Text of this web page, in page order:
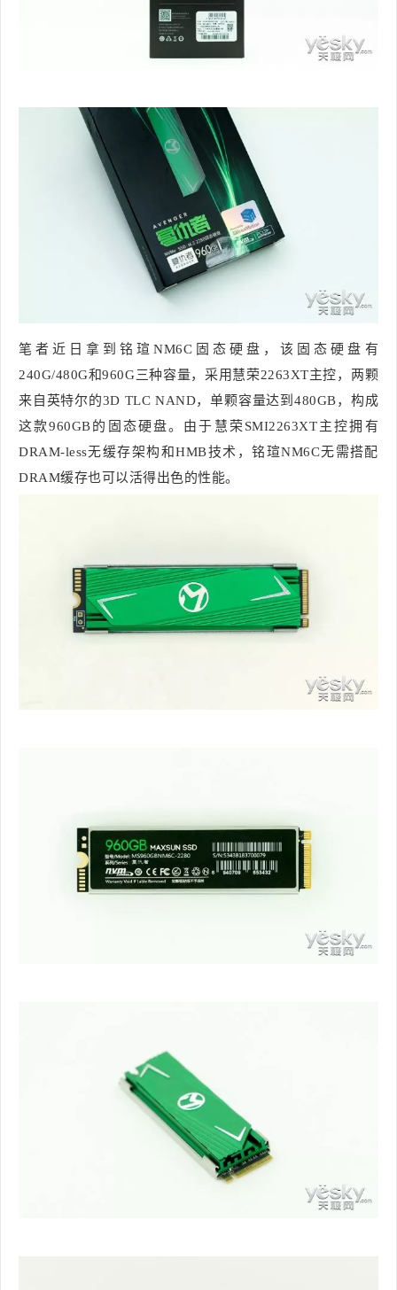
笔者近日拿到铭瑄NM6C固态硬盘，该固态硬盘有
240G/480G和960G三种容量，采用慧荣2263XT主控，两颗
来自英特尔的3D TLC NAND，单颗容量达到480GB，构成
这款960GB的固态硬盘。由于慧荣SMI2263XT主控拥有
DRAM-less无缓存架构和HMB技术，铭瑄NM6C无需搭配
DRAM缓存也可以活得出色的性能。